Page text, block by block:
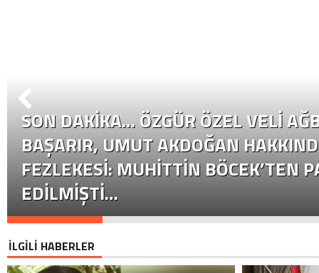
SON DAKİKA… ÖZGÜR ÖZEL VELI
BAŞARIR, UMUT AKDOĞAN
FEZLEKESI: MUHITTIN BÖCEK’TEN
EDILMIŞTI…
İLGİLİ HABERLER